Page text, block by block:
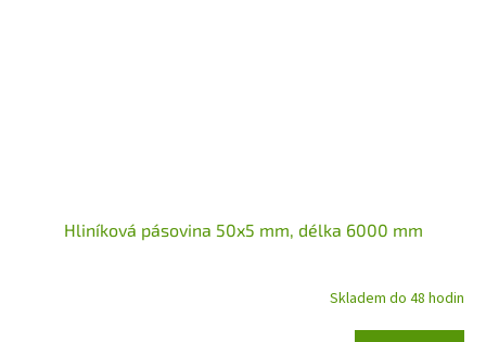
Hliníková pásovina 50x5 mm, délka 6000 mm
Skladem do 48 hodin